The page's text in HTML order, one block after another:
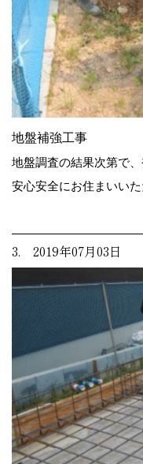
地盤補強工事
地盤調査の結果次第で
安心安全にお住まいい
3. 2019年07月03日